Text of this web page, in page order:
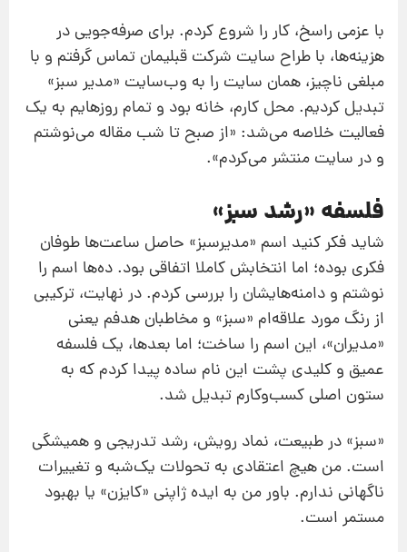
با عزمی راسخ، کار را شروع کردم. برای صرفه‌جویی در
هزینه‌ها، با طراح سایت شرکت قبلیمان تماس گرفتم و با
مبلغی ناچیز، همان سایت را به وب‌سایت «مدیر سبز»
تبدیل کردیم. محل کارم، خانه بود و تمام روزهایم به یک
فعالیت خلاصه می‌شد: «از صبح تا شب مقاله می‌نوشتم
و در سایت منتشر می‌کردم».
فلسفه «رشد سبز»
شاید فکر کنید اسم «مدیرسبز» حاصل ساعت‌ها طوفان
فکری بوده؛ اما انتخابش کاملا اتفاقی بود. ده‌ها اسم را
نوشتم و دامنه‌هایشان را بررسی کردم. در نهایت، ترکیبی
از رنگ مورد علاقه‌ام «سبز» و مخاطبان هدفم یعنی
«مدیران»، این اسم را ساخت؛ اما بعدها، یک فلسفه
عمیق و کلیدی پشت این نام ساده پیدا کردم که به
ستون اصلی کسب‌وکارم تبدیل شد.
«سبز» در طبیعت، نماد رویش، رشد تدریجی و همیشگی
است. من هیچ اعتقادی به تحولات یک‌شبه و تغییرات
ناگهانی ندارم. باور من به ایده ژاپنی «کایزن» یا بهبود
مستمر است.